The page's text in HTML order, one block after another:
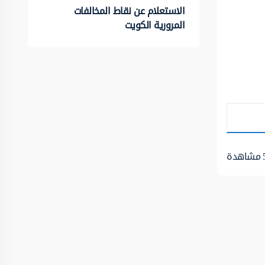
مشاهدة
الاستعلام عن نقاط المخالفات
المرورية الكويت